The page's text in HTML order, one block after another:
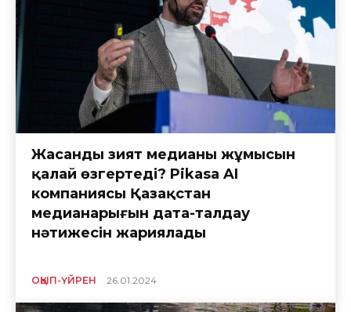
Жасанды зият медианың жұмысын
қалай өзгертеді? Pikasa AI
компаниясы Қазақстан
медианарығын дата-талдау
нәтижесін жариялады
ОҚЫП-ҮЙРЕН 26.01.2024